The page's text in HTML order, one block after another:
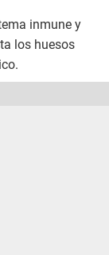
inmune y
los huesos